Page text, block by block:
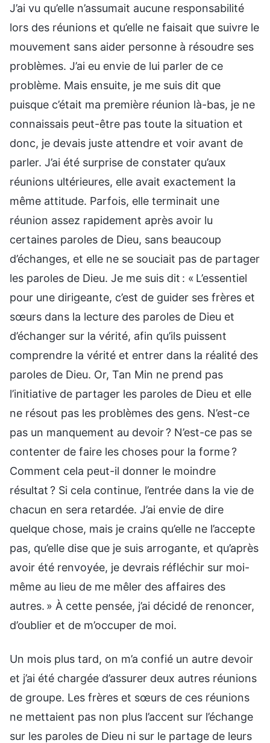
J’ai vu qu’elle n’assumait aucune responsabilité
lors des réunions et qu’elle ne faisait que suivre le
mouvement sans aider personne à résoudre ses
problèmes. J’ai eu envie de lui parler de ce
problème. Mais ensuite, je me suis dit que
puisque c’était ma première réunion là-bas, je ne
connaissais peut-être pas toute la situation et
donc, je devais juste attendre et voir avant de
parler. J’ai été surprise de constater qu’aux
réunions ultérieures, elle avait exactement la
même attitude. Parfois, elle terminait une
réunion assez rapidement après avoir lu
certaines paroles de Dieu, sans beaucoup
d’échanges, et elle ne se souciait pas de partager
les paroles de Dieu. Je me suis dit : « L’essentiel
pour une dirigeante, c’est de guider ses frères et
sœurs dans la lecture des paroles de Dieu et
d’échanger sur la vérité, afin qu’ils puissent
comprendre la vérité et entrer dans la réalité des
paroles de Dieu. Or, Tan Min ne prend pas
l’initiative de partager les paroles de Dieu et elle
ne résout pas les problèmes des gens. N’est-ce
pas un manquement au devoir ? N’est-ce pas se
contenter de faire les choses pour la forme ?
Comment cela peut-il donner le moindre
résultat ? Si cela continue, l’entrée dans la vie de
chacun en sera retardée. J’ai envie de dire
quelque chose, mais je crains qu’elle ne l’accepte
pas, qu’elle dise que je suis arrogante, et qu’après
avoir été renvoyée, je devrais réfléchir sur moi-
même au lieu de me mêler des affaires des
autres. » À cette pensée, j’ai décidé de renoncer,
d’oublier et de m’occuper de moi.
Un mois plus tard, on m’a confié un autre devoir
et j’ai été chargée d’assurer deux autres réunions
de groupe. Les frères et sœurs de ces réunions
ne mettaient pas non plus l’accent sur l’échange
sur les paroles de Dieu ni sur le partage de leurs